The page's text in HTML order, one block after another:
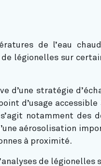
de l’eau
légionelles sur
d’une stratégie
d’usage
notamment des
aérosolisation
à proximité.
de légionelles